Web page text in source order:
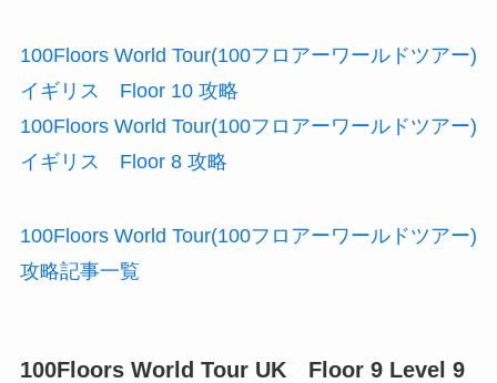
100Floors World Tour(100フロアーワールドツアー)
イギリス Floor 10 攻略
100Floors World Tour(100フロアーワールドツアー)
イギリス Floor 8 攻略
100Floors World Tour(100フロアーワールドツアー)
攻略記事一覧
100Floors World Tour UK Floor 9 Level 9